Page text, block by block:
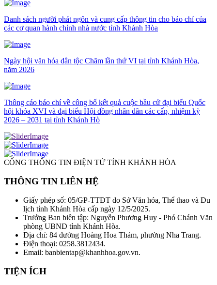
Danh sách người phát ngôn và cung cấp thông tin cho báo chí của
các cơ quan hành chính nhà nước tỉnh Khánh Hòa
Ngày hội văn hóa dân tộc Chăm lần thứ VI tại tỉnh Khánh Hòa,
năm 2026
Thông cáo báo chí về công bố kết quả cuộc bầu cử đại biểu Quốc
hội khóa XVI và đại biểu Hội đồng nhân dân các cấp, nhiệm kỳ
2026 – 2031 tại tỉnh Khánh Hò
CỔNG THÔNG TIN ĐIỆN TỬ TỈNH KHÁNH HÒA
THÔNG TIN LIÊN HỆ
Giấy phép số: 05/GP-TTĐT do Sở Văn hóa, Thể thao và Du
lịch tỉnh Khánh Hòa cấp ngày 12/5/2025.
Trưởng Ban biên tập: Nguyễn Phương Huy - Phó Chánh Văn
phòng UBND tỉnh Khánh Hòa.
Địa chỉ: 84 đường Hoàng Hoa Thám, phường Nha Trang.
Điện thoại: 0258.3812434.
Email: banbientap@khanhhoa.gov.vn.
TIỆN ÍCH